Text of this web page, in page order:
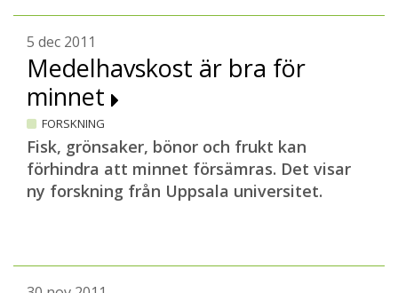
5 dec 2011
Medelhavskost är bra för
minnet
FORSKNING
Fisk, grönsaker, bönor och frukt kan
förhindra att minnet försämras. Det visar
ny forskning från Uppsala universitet.